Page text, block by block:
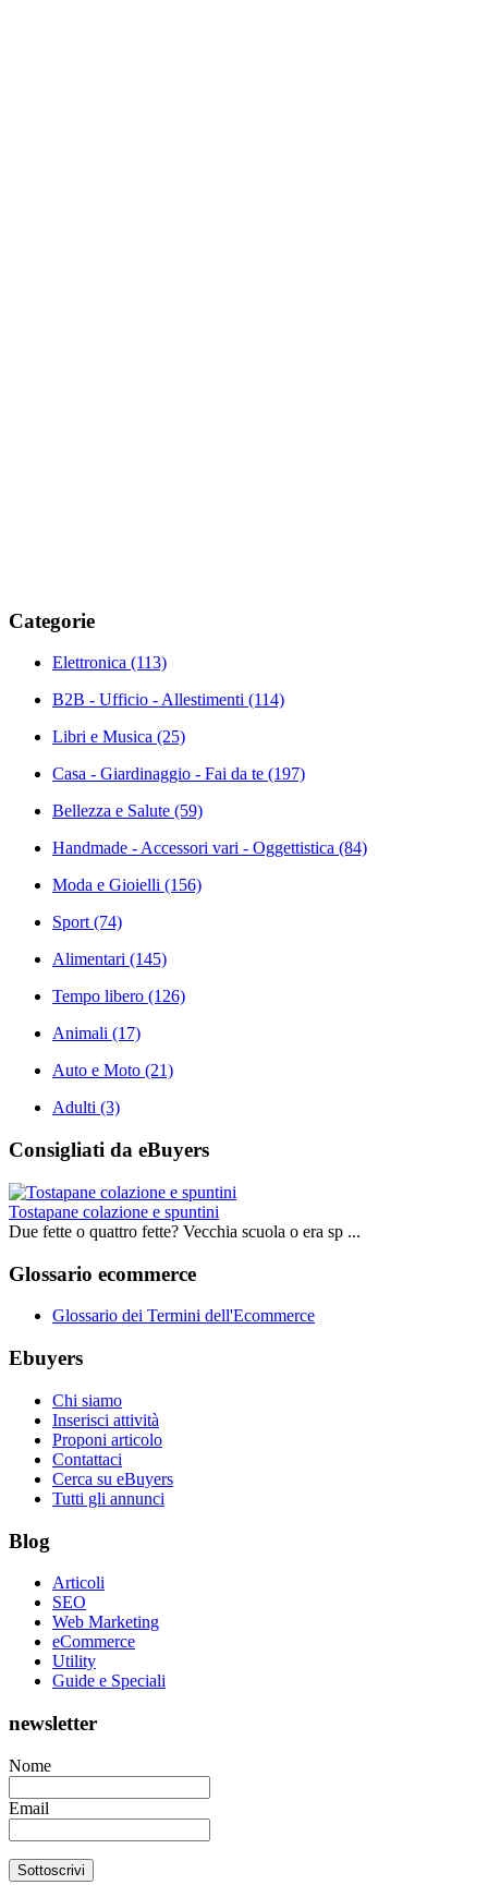
Categorie
Elettronica (113)
B2B - Ufficio - Allestimenti (114)
Libri e Musica (25)
Casa - Giardinaggio - Fai da te (197)
Bellezza e Salute (59)
Handmade - Accessori vari - Oggettistica (84)
Moda e Gioielli (156)
Sport(74)
Alimentari (145)
Tempo libero (126)
Animali (17)
Auto e Moto (21)
Adulti (3)
Consigliati da eBuyers
Tostapane colazione e spuntini
Due fette o quattro fette? Vecchia scuola o era sp ...
Glossario ecommerce
Glossario dei Termini dell'Ecommerce
Ebuyers
Chi siamo
Inserisci attività
Proponi articolo
Contattaci
Cerca su eBuyers
Tutti gli annunci
Blog
Articoli
SEO
Web Marketing
eCommerce
Utility
Guide e Speciali
newsletter
Nome
Email